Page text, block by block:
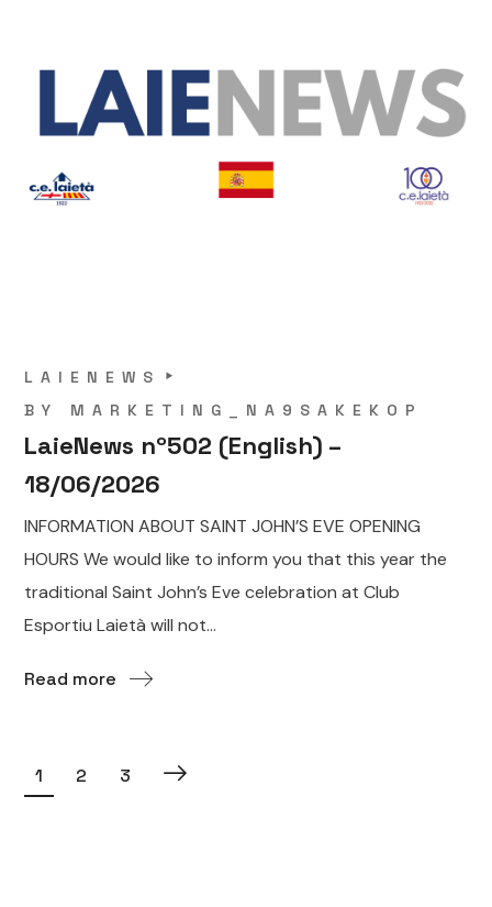
LAIENEWS
BY MARKETING_NA9SAKEKOP
LaieNews nº502 (English) –
18/06/2026
INFORMATION ABOUT SAINT JOHN’S EVE OPENING
HOURS We would like to inform you that this year the
traditional Saint John’s Eve celebration at Club
Esportiu Laietà will not...
Read more
1 2 3